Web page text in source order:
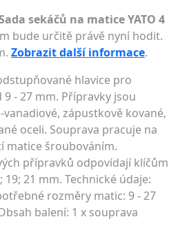
sekáčů na matice YATO 4
bude určitě právě nyní hodit.
Zobrazit další informace.
hlavice pro
- 27 mm. Přípravky jsou
zápustkově kované,
oceli. Souprava pracuje na
matice šroubováním.
přípravků odpovídají klíčům
19; 21 mm. Technické údaje:
rozměry matic: 9 - 27
balení: 1 x souprava